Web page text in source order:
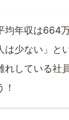
年収は664
少ない」と
している社